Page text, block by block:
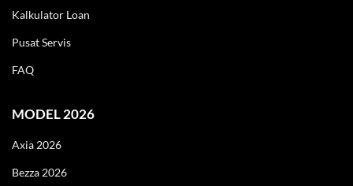
Kalkulator Loan
Pusat Servis
FAQ
MODEL 2026
Axia 2026
Bezza 2026